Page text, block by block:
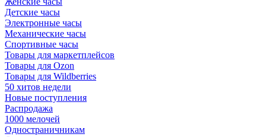
Детские часы
Электронные часы
Механические часы
Спортивные часы
Товары для маркетплейсов
Товары для Ozon
Товары для Wildberries
50 хитов недели
Новые поступления
Распродажа
1000 мелочей
Одностраничникам